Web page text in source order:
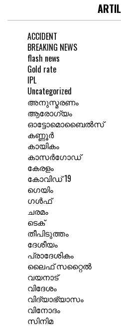
ACCIDENT
BREAKING NEWS
flash news
Gold rate
IPL
Uncategorized
അനുസ്മരണം
ആരോഗ്യം
ഓട്ടോമൊബൈൽസ്
കണ്ണൂർ
കായികം
കാസർഗോഡ്
കേരളം
കോവിഡ് 19
ഗെയിം
ഗൾഫ്
ചരമം
ടെക്
തീപിടുത്തം
ദേശീയം
പ്രാദേശികം
ലൈഫ് സറ്റൈൽ
വയനാട്
വിദേശം
വിദ്യാഭ്യാസം
വിനോദം
സിനിമ